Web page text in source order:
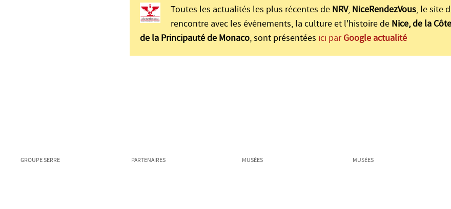
Toutes les actualités les plus récentes de NRV, NiceRendezVous, le site
rencontre avec les événements, la culture et l'histoire de Nice, de la
de la Principauté de Monaco, sont présentées ici par Google actualité
GROUPE SERRE PARTENAIRES MUSÉES MUSÉES